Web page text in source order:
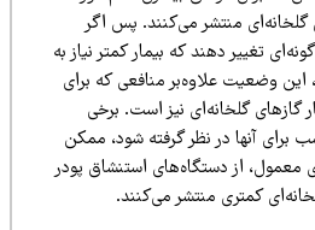
منتشر می‌کنند. پس اگر
دهند که بیمار کمتر نیاز به
علاوه‌بر منافعی که برای
گلخانه‌ای نیز است. برخی
آنها در نظر گرفته شود، ممکن
از دستگاه‌های استنشاق پودر
کمتری منتشر می‌کنند.